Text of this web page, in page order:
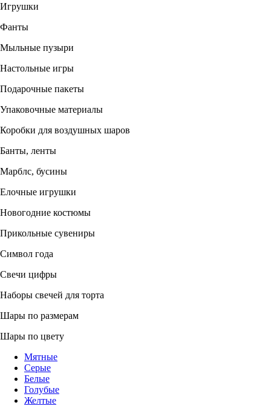
Игрушки
Фанты
Мыльные пузыри
Настольные игры
Подарочные пакеты
Упаковочные материалы
Коробки для воздушных шаров
Банты, ленты
Марблс, бусины
Елочные игрушки
Новогодние костюмы
Прикольные сувениры
Символ года
Свечи цифры
Наборы свечей для торта
Шары по размерам
Шары по цвету
Мятные
Серые
Белые
Голубые
Желтые